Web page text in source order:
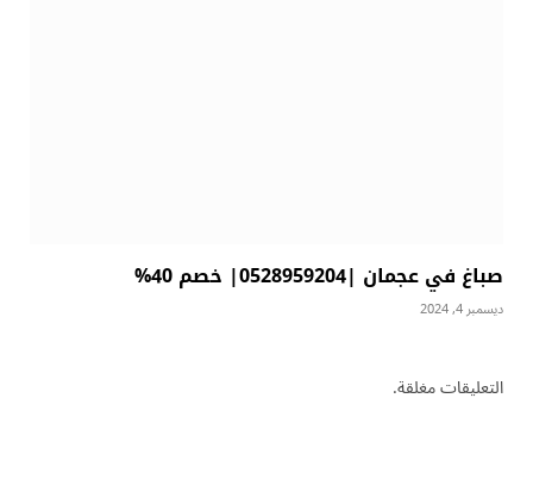
صباغ في عجمان |0528959204| خصم 40%
ديسمبر 4, 2024
التعليقات مغلقة.